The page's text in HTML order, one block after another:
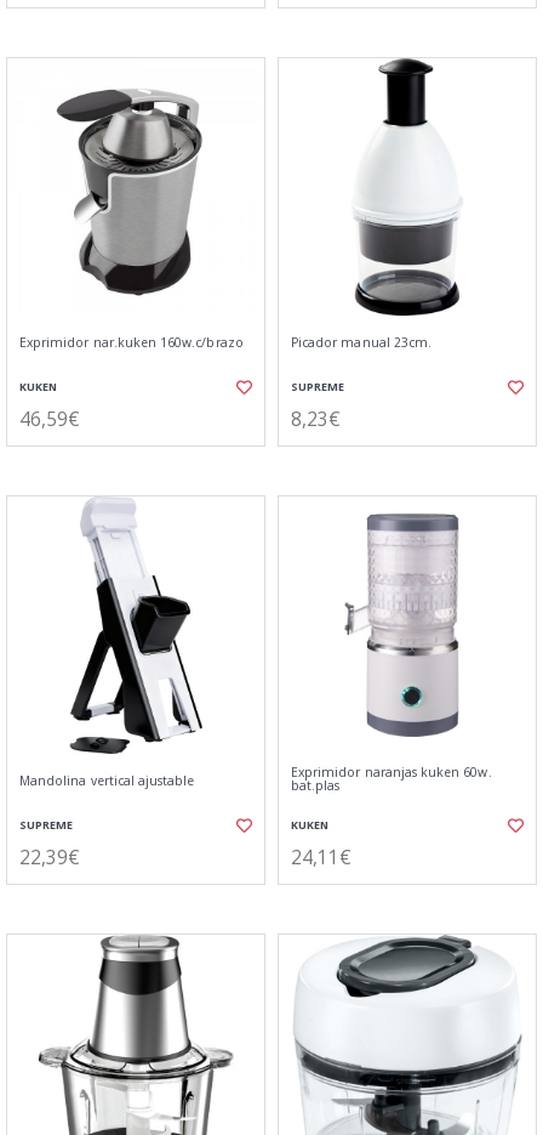
Exprimidor nar.kuken 160w.c/brazo
KUKEN
46,59€
Picador manual 23cm.
SUPREME
8,23€
Mandolina vertical ajustable
SUPREME
22,39€
Exprimidor naranjas kuken 60w.
bat.plas
KUKEN
24,11€